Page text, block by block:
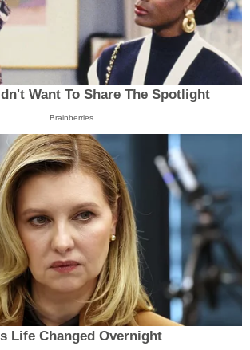
Want To Share The Spotlight
Brainberries
Life Changed Overnight